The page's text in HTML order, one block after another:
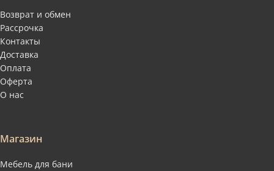
Возврат и обмен
Рассрочка
Контакты
Доставка
Оплата
Оферта
О нас
Магазин
Мебель для бани